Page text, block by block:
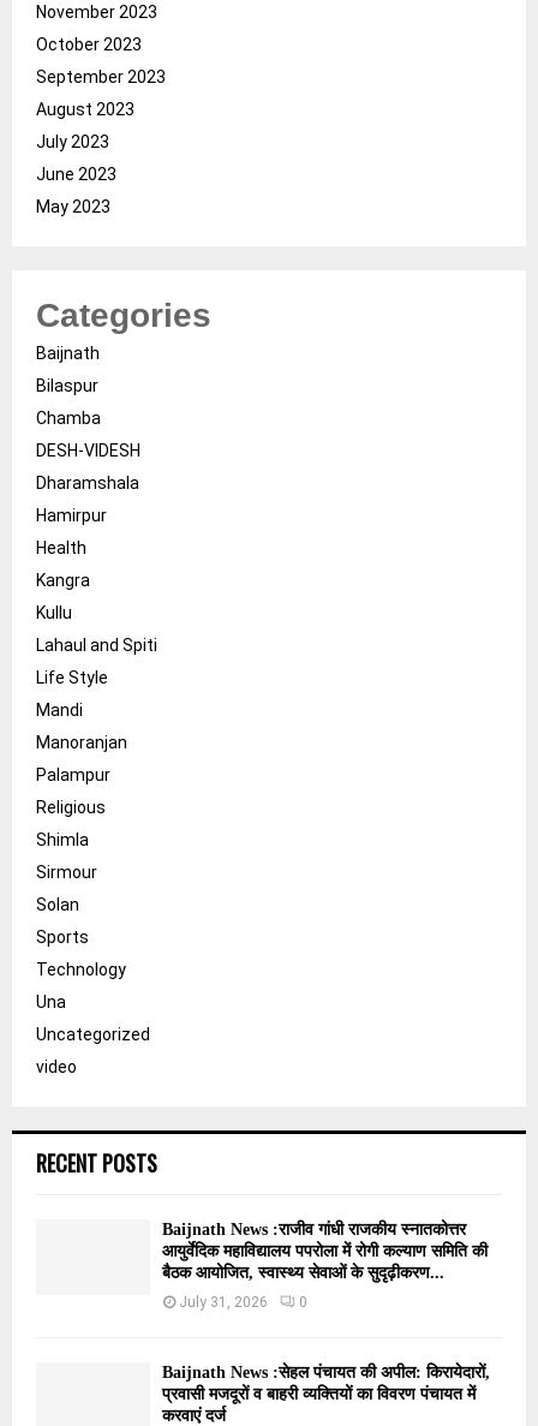
November 2023
October 2023
September 2023
August 2023
July 2023
June 2023
May 2023
Categories
Baijnath
Bilaspur
Chamba
DESH-VIDESH
Dharamshala
Hamirpur
Health
Kangra
Kullu
Lahaul and Spiti
Life Style
Mandi
Manoranjan
Palampur
Religious
Shimla
Sirmour
Solan
Sports
Technology
Una
Uncategorized
video
RECENT POSTS
Baijnath News :राजीव गांधी राजकीय स्नातकोत्तर
आयुर्वेदिक महाविद्यालय पपरोला में रोगी कल्याण समिति की
बैठक आयोजित, स्वास्थ्य सेवाओं के सुदृढ़ीकरण...
July 31, 2026 0
Baijnath News :सेहल पंचायत की अपील: किरायेदारों,
प्रवासी मजदूरों व बाहरी व्यक्तियों का विवरण पंचायत में
करवाएं दर्ज